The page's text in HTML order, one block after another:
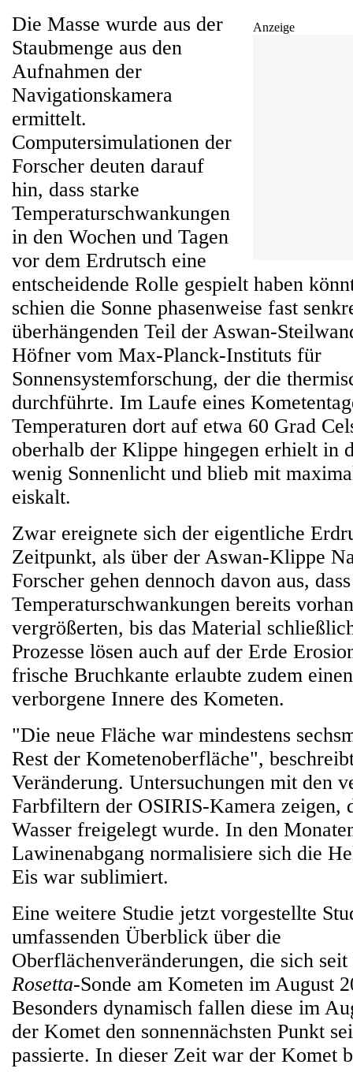
Anzeige
Die Masse wurde aus der
Staubmenge aus den
Aufnahmen der
Navigationskamera
ermittelt.
Computersimulationen der
Forscher deuten darauf
hin, dass starke
Temperaturschwankungen
in den Wochen und Tagen
vor dem Erdrutsch eine
entscheidende Rolle gespielt haben
schien die Sonne phasenweise fast
überhängenden Teil der Aswan-
Höfner vom Max-Planck-Instituts für
Sonnensystemforschung, der die
durchführte. Im Laufe eines
Temperaturen dort auf etwa 60 Grad
oberhalb der Klippe hingegen erhielt in
wenig Sonnenlicht und blieb mit
eiskalt.
Zwar ereignete sich der eigentliche
Zeitpunkt, als über der Aswan-Klippe
Forscher gehen dennoch davon aus,
Temperaturschwankungen bereits
vergrößerten, bis das Material
Prozesse lösen auch auf der Erde
frische Bruchkante erlaubte zudem
verborgene Innere des Kometen.
"Die neue Fläche war mindestens
Rest der Kometenoberfläche",
Veränderung. Untersuchungen mit den
Farbfiltern der OSIRIS-Kamera zeigen,
Wasser freigelegt wurde. In den
Lawinenabgang normalisiere sich die
Eis war sublimiert.
Eine weitere Studie jetzt vorgestellte
umfassenden Überblick über die
Oberflächenveränderungen, die sich
Rosetta-Sonde am Kometen im August
Besonders dynamisch fallen diese im
der Komet den sonnennächsten Punkt
passierte. In dieser Zeit war der Komet